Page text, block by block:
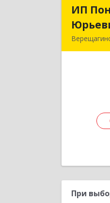
ИП ИП
При